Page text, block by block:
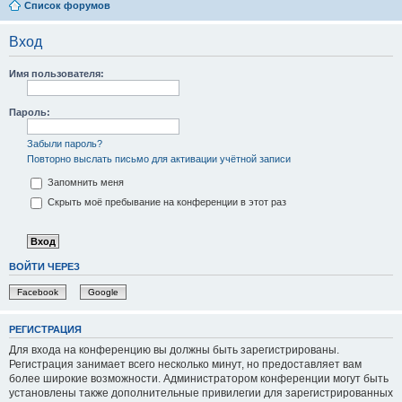
Список форумов
Вход
Имя пользователя:
Пароль:
Забыли пароль?
Повторно выслать письмо для активации учётной записи
Запомнить меня
Скрыть моё пребывание на конференции в этот раз
ВОЙТИ ЧЕРЕЗ
Facebook Google
РЕГИСТРАЦИЯ
Для входа на конференцию вы должны быть зарегистрированы.
Регистрация занимает всего несколько минут, но предоставляет вам
более широкие возможности. Администратором конференции могут быть
установлены также дополнительные привилегии для зарегистрированных